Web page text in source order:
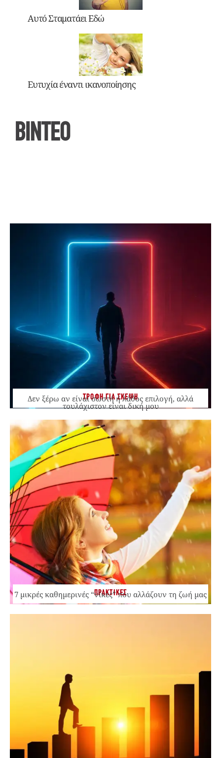
Αυτό Σταματάει Εδώ
Ευτυχία έναντι ικανοποίησης
ΒΙΝΤΕΟ
ΤΡΟΦΗ ΓΙΑ ΣΚΕΨΗ
Δεν ξέρω αν είναι σωστή ή λάθος επιλογή, αλλά
τουλάχιστον είναι δική μου
ΠΡΑΚΤΙΚΕΣ
7 μικρές καθημερινές “νίκες” που αλλάζουν τη ζωή μας